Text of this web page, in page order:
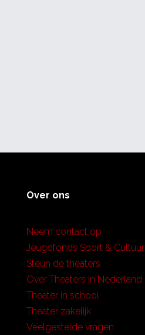
Over ons
Neem contact op
Jeugdfonds Sport & Cultuur
Steun de theaters
Over Theaters in Nederland
Theater in school
Theater zakelijk
Veelgestelde vragen